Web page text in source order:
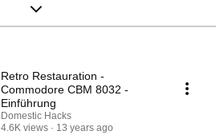
Retro Restauration -
Commodore CBM 8032 -
Einführung
Domestic Hacks
4.6K views
13 years ago